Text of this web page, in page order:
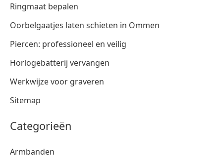
Ringmaat bepalen
Oorbelgaatjes laten schieten in Ommen
Piercen: professioneel en veilig
Horlogebatterij vervangen
Werkwijze voor graveren
Sitemap
Categorieën
Armbanden